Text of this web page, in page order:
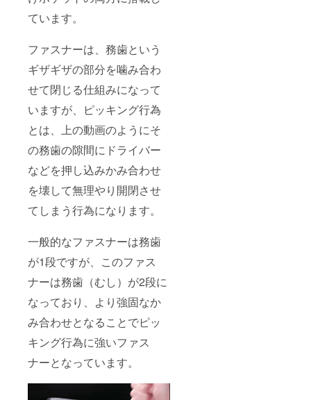
ています。
ファスナーは、務歯という
ギザギザの部分を噛み合わ
せて閉じる仕組みになって
いますが、ピッキング行為
とは、上の動画のようにそ
の務歯の隙間にドライバー
などを押し込みかみ合わせ
を壊して無理やり開閉させ
てしまう行為になります。
一般的なファスナーは務歯
が1段ですが、このファス
ナーは務歯（むし）が2段に
なっており、より強固なか
み合わせとなることでピッ
キング行為に強いファス
ナーとなっています。